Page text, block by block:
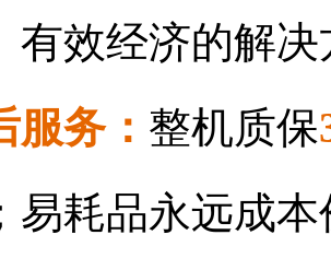
有效经济的解决
服务： 整机质保
易耗品永远成